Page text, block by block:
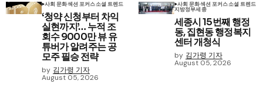
사회 문화섹션 포커스소셜 트렌드
‘청약 신청부터 차익
실현까지’… 누적 조
회수 9000만 뷰 유
튜버가 알려주는 공
모주 필승 전략
by 김가령 기자
August 05, 2026
사회 문화섹션 포커스소셜 트렌드
지방정부세종
세종시 15번째 행정
동, 집현동 행정복지
센터 개청식
by 김가령 기자
August 05, 2026